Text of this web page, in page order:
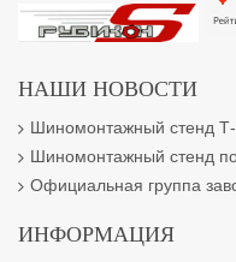
НАШИ НОВОСТИ
Шиномонтажный стенд
Шиномонтажный стенд
Официальная группа
ИНФОРМАЦИЯ